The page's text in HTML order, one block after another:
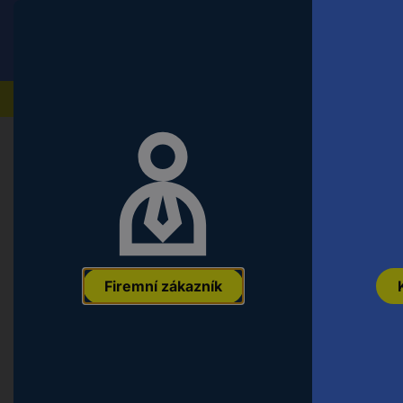
Firemní zákazník
Multimédia Kabely a adaptéry Audio/
Lyndahl RCA audio adaptér [1x
zlatá, červená
4250549502473 Označení výrobce: Objednací